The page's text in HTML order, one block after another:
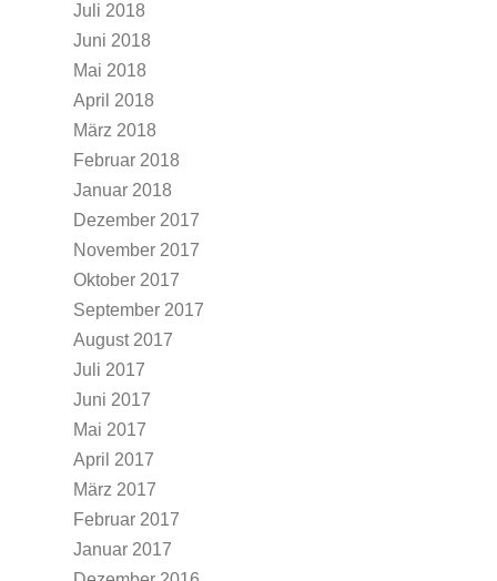
Juli 2018
Juni 2018
Mai 2018
April 2018
März 2018
Februar 2018
Januar 2018
Dezember 2017
November 2017
Oktober 2017
September 2017
August 2017
Juli 2017
Juni 2017
Mai 2017
April 2017
März 2017
Februar 2017
Januar 2017